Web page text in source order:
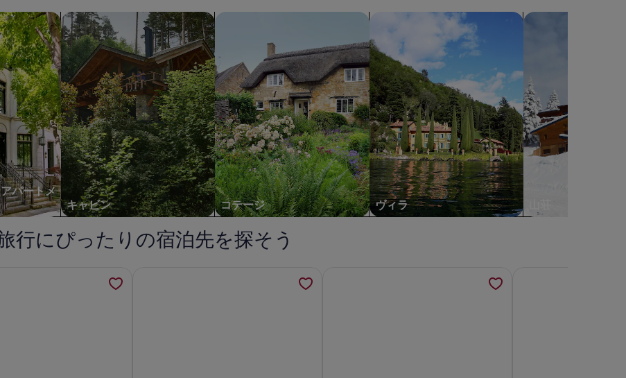
ー
ム
の
家
の
写
真
ギ
ャ
ラ
リ
金
に
つ
い
の
詳
細
を
表
示。
ビ
料
込
み
金
つ
い
て
の
詳
細
を
表
示。
ビ
料
込
み
ー
金
詳
細
を
表
示。
ビ
み
パートメ
パートメントを検索
キャビン
キャビンを検索する
コテージ
コテージを検索する
ヴィラ
ヴィラを検索する 山荘を検索する
行にぴったりの宿泊先を探そう
but with rural nature feelの詳細を新しいタブで開きます
ロマンチックなグランピングゲッタウェイがエアコン付きになりましたの詳細を新しいタブで開きます
メープルトンエコフレンドリーロッジの詳細を新しいタブで開きますギランドレア-優雅なビクトリア朝の宿泊施設の詳細を新し